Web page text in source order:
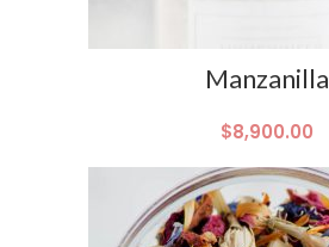
Manzanilla
$8,900.00